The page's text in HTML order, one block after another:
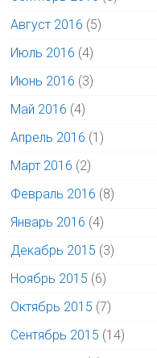
Август 2016 (5)
Июль 2016 (4)
Июнь 2016 (3)
Май 2016 (4)
Апрель 2016 (1)
Март 2016 (2)
Февраль 2016 (8)
Январь 2016 (4)
Декабрь 2015 (3)
Ноябрь 2015 (6)
Октябрь 2015 (7)
Сентябрь 2015 (14)